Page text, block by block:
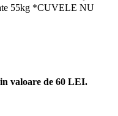
55kg *CUVELE NU
valoare de 60 LEI.